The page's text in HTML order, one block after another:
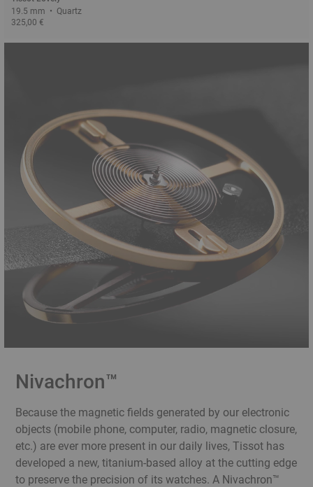
19.5 mm • Quartz
325,00 €
Nivachron™
Because the magnetic fields generated by our electronic
objects (mobile phone, computer, radio, magnetic closure,
etc.) are ever more present in our daily lives, Tissot has
developed a new, titanium-based alloy at the cutting edge
to preserve the precision of its watches. A Nivachron™